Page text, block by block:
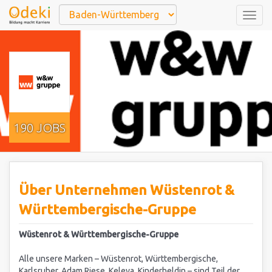
190 JOBS
Über Unternehmen Wüstenrot &
Württembergische-Gruppe
Wüstenrot & Württembergische-Gruppe
Alle unsere Marken – Wüstenrot, Württembergische,